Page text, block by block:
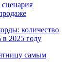
количество
2025 году
самым